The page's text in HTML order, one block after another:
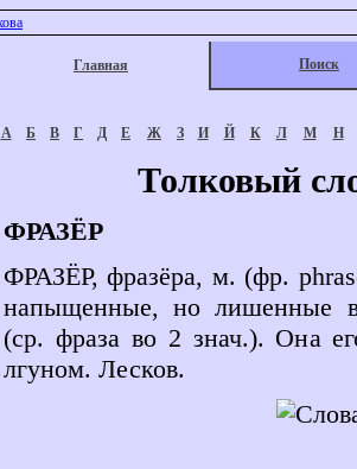
Главная Поиск
А Б В Г Д Е Ж З И Й К Л М Н
Толковый
ФРАЗЁР
ФРАЗЁР, фразёра, м. (фр.
напыщенные, но лишенные
(ср. фраза во 2 знач.). Она
лгуном. Лесков.